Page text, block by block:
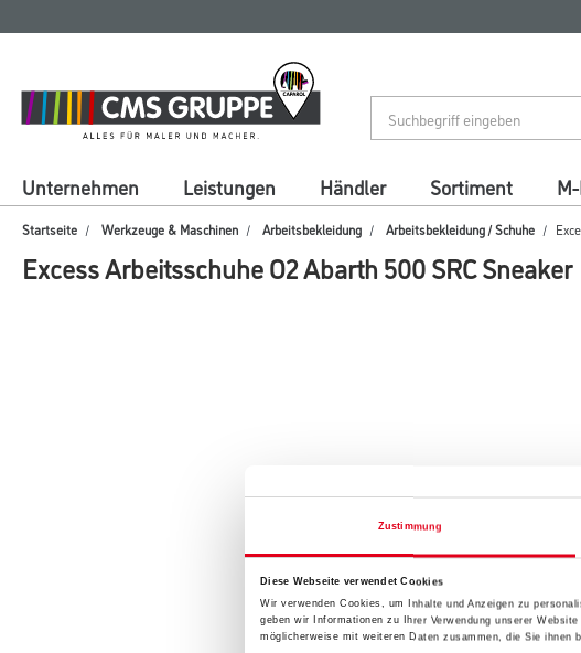
Zustimmung
Diese Webseite verwendet Cookies
Wir verwenden Cookies, um Inhalte und Anzeigen zu
geben wir Informationen zu Ihrer Verwendung unserer
möglicherweise mit weiteren Daten zusammen, die Sie ihnen
springen
springen
Unternehmen Leistungen Händler Sortiment
Startseite Werkzeuge & Maschinen Arbeitsbekleidung Arbeitsbekleidung / Schuhe
Excess Arbeitsschuhe O2 Abarth 500 SRC Sneaker